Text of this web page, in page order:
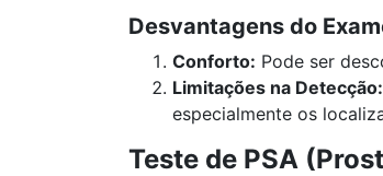
Desvantagens do
Conforto: Pode ser
Limitações na Detecção:
especialmente os
Teste de PSA